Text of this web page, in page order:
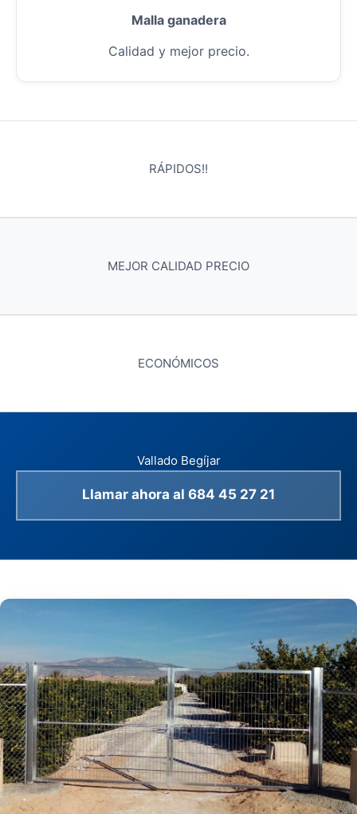
Malla ganadera
Calidad y mejor precio.
RÁPIDOS!!
MEJOR CALIDAD PRECIO
ECONÓMICOS
Vallado Begíjar
Llamar ahora al 684 45 27 21